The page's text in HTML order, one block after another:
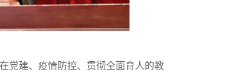
党建、疫情防控、贯彻全面育人的教